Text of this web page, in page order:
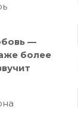
—
более